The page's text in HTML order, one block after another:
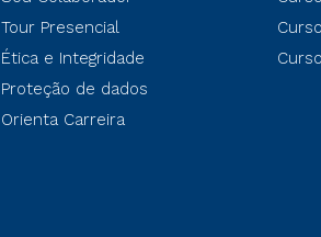
Tour Presencial
Ética e Integridade
Proteção de dados
Orienta Carreira